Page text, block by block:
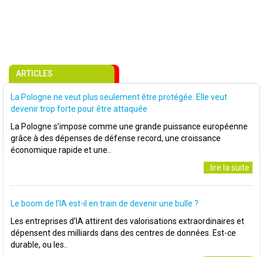
ARTICLES
La Pologne ne veut plus seulement être protégée. Elle veut
devenir trop forte pour être attaquée
La Pologne s’impose comme une grande puissance européenne
grâce à des dépenses de défense record, une croissance
économique rapide et une..
..lire la suite
Le boom de l’IA est-il en train de devenir une bulle ?
Les entreprises d’IA attirent des valorisations extraordinaires et
dépensent des milliards dans des centres de données. Est-ce
durable, ou les..